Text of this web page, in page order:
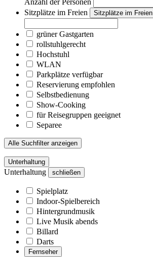
Sitzplätze im Freien
Sitzplätze im Freien
grüner Gastgarten
rollstuhlgerecht
Hochstuhl
WLAN
Parkplätze verfügbar
Reservierung empfohlen
Selbstbedienung
Show-Cooking
für Reisegruppen geeignet
Separee
Alle Suchfilter anzeigen
Unterhaltung
Unterhaltung schließen
Spielplatz
Indoor-Spielbereich
Hintergrundmusik
Live Musik abends
Billard
Darts
Fernseher